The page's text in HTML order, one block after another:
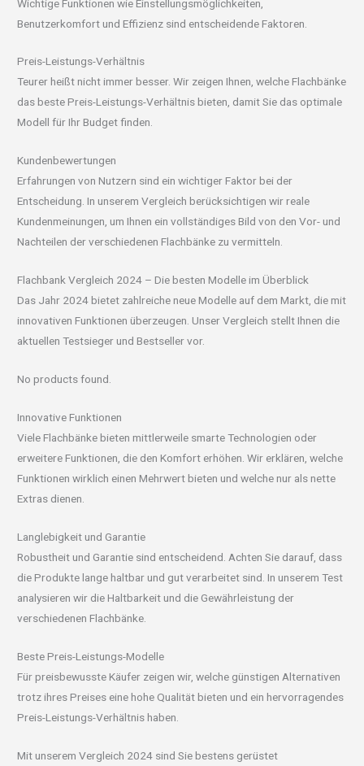
Wichtige Funktionen wie Einstellungsmöglichkeiten,
Benutzerkomfort und Effizienz sind entscheidende Faktoren.
Preis-Leistungs-Verhältnis
Teurer heißt nicht immer besser. Wir zeigen Ihnen, welche Flachbänke
das beste Preis-Leistungs-Verhältnis bieten, damit Sie das optimale
Modell für Ihr Budget finden.
Kundenbewertungen
Erfahrungen von Nutzern sind ein wichtiger Faktor bei der
Entscheidung. In unserem Vergleich berücksichtigen wir reale
Kundenmeinungen, um Ihnen ein vollständiges Bild von den Vor- und
Nachteilen der verschiedenen Flachbänke zu vermitteln.
Flachbank Vergleich 2024 – Die besten Modelle im Überblick
Das Jahr 2024 bietet zahlreiche neue Modelle auf dem Markt, die mit
innovativen Funktionen überzeugen. Unser Vergleich stellt Ihnen die
aktuellen Testsieger und Bestseller vor.
No products found.
Innovative Funktionen
Viele Flachbänke bieten mittlerweile smarte Technologien oder
erweitere Funktionen, die den Komfort erhöhen. Wir erklären, welche
Funktionen wirklich einen Mehrwert bieten und welche nur als nette
Extras dienen.
Langlebigkeit und Garantie
Robustheit und Garantie sind entscheidend. Achten Sie darauf, dass
die Produkte lange haltbar und gut verarbeitet sind. In unserem Test
analysieren wir die Haltbarkeit und die Gewährleistung der
verschiedenen Flachbänke.
Beste Preis-Leistungs-Modelle
Für preisbewusste Käufer zeigen wir, welche günstigen Alternativen
trotz ihres Preises eine hohe Qualität bieten und ein hervorragendes
Preis-Leistungs-Verhältnis haben.
Mit unserem Vergleich 2024 sind Sie bestens gerüstet